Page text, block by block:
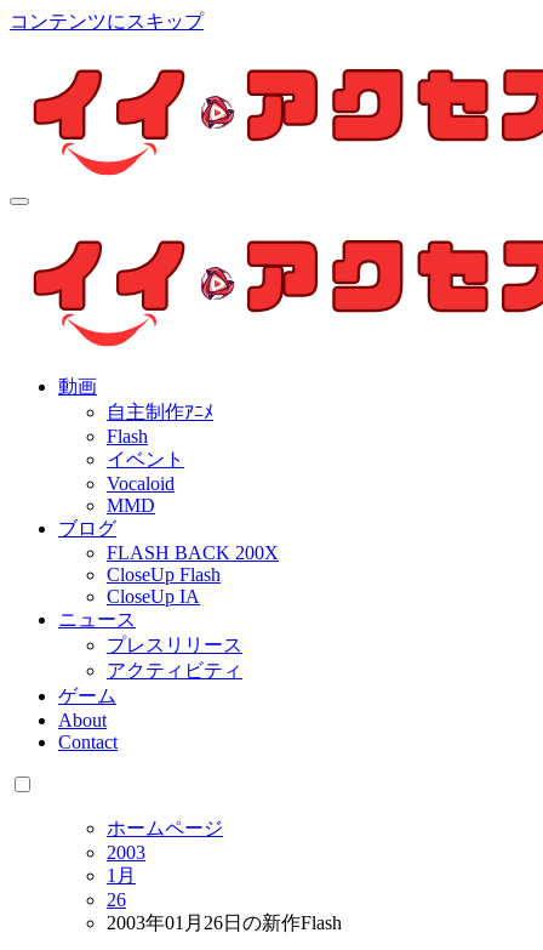
コンテンツにスキップ
個人制作アニメを中心とした動画紹介ブログ
動画
自主制作ｱﾆﾒ
Flash
イベント
Vocaloid
MMD
ブログ
FLASH BACK 200X
CloseUp Flash
CloseUp IA
ニュース
プレスリリース
アクティビティ
ゲーム
About
Contact
ホームページ
2003
1月
26
2003年01月26日の新作Flash